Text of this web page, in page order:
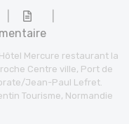
Mercure restaurant la
Centre ville, Port de
Jean-Paul Lefret.
Tourisme, Normandie